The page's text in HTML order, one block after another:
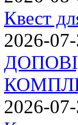
Квест
2026-
2026-